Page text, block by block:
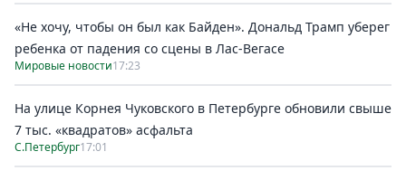
«Не хочу, чтобы он был как Байден». Дональд Трамп уберег
ребенка от падения со сцены в Лас-Вегасе
Мировые новости17:23
На улице Корнея Чуковского в Петербурге обновили свыше
7 тыс. «квадратов» асфальта
С.Петербург17:01